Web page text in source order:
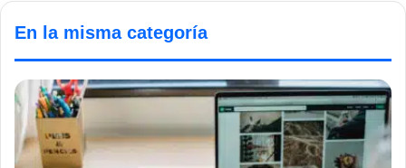
En la misma categoría